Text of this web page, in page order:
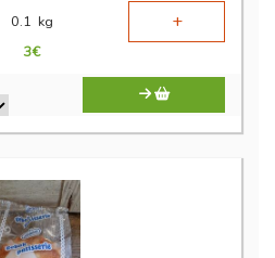
0.1 kg +
3€